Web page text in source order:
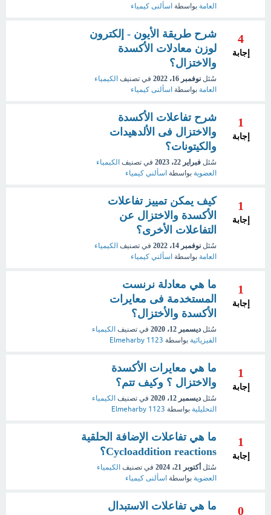
العامة بواسطة اسألنى كيمياء
4
إجابة
شرح طريقة الأيون - إلكترون
لوزن معادلات الأكسدة
والاختزال؟
سُئل نوفمبر 16، 2022 في تصنيف الكيمياء
العامة بواسطة اسألنى كيمياء
1
إجابة
شرح تفاعلات الأكسدة
والاختزال فى الألدهيدات
والكيتونات؟
سُئل فبراير 22، 2023 في تصنيف الكيمياء
العضوية بواسطة اسألني كيمياء
1
إجابة
كيف يمكن تمييز تفاعلات
الأكسدة والاختزال عن
التفاعلات الأخرى؟
سُئل نوفمبر 14، 2022 في تصنيف الكيمياء
العامة بواسطة اسألني كيمياء
1
إجابة
ما هي معادلة نرنست
المستخدمة فى معايرات
الأكسدة والأختزال؟
سُئل ديسمبر 12، 2020 في تصنيف الكيمياء
الفيزيائية بواسطة Elmeharby 1123
1
إجابة
ما هي معايرات الأكسدة
والاختزال ؟ وكيف تتم؟
سُئل ديسمبر 12، 2020 في تصنيف الكيمياء
التحليلية بواسطة Elmeharby 1123
1
إجابة
ما هي تفاعلات الإضافة الحلقية
Cycloaddition reactions؟
سُئل أكتوبر 21، 2024 في تصنيف الكيمياء
العضوية بواسطة اسألنى كيمياء
0
ما هي تفاعلات الاستبدال